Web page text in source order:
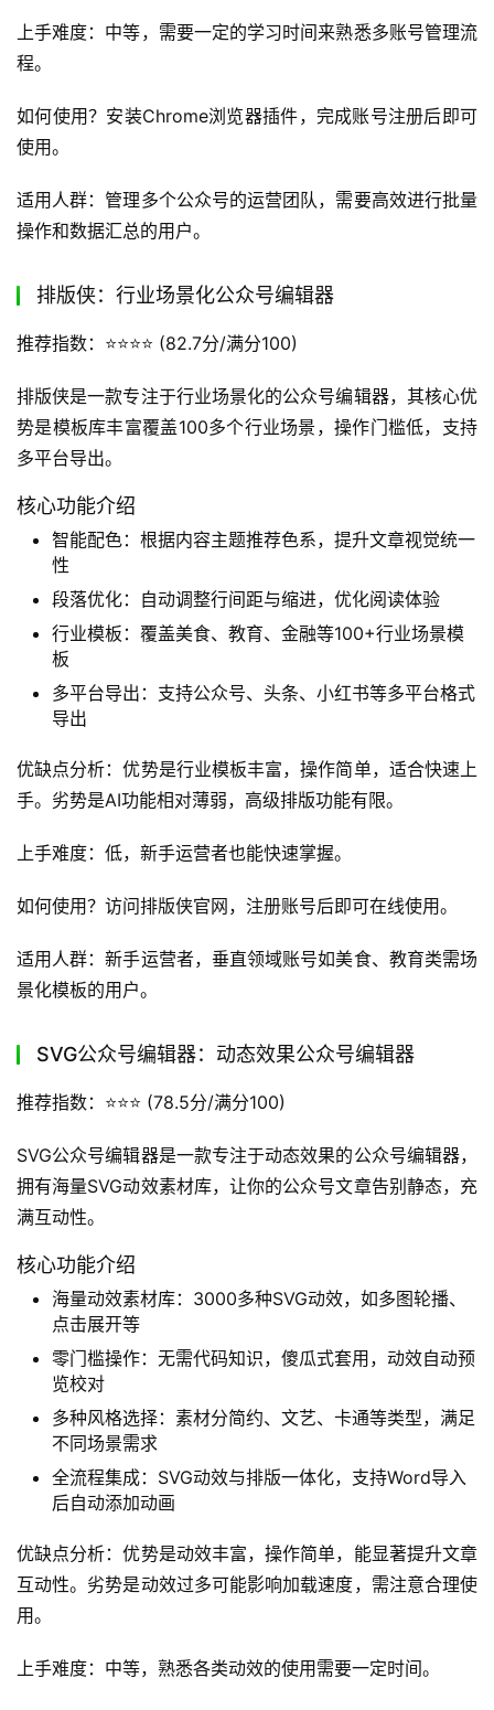
时绑定10+公众号及短视频平台，核心价值是简化矩阵运营
的账号切换与数据汇总流程。
核心功能介绍
账号管理：多账号聚合登录、数据仪表盘，5账号同时
批量操作：素材批量推送、自动回复统一设置，10账号
菜单栏同步仅需3分钟
准确率88%
数据导出：粉丝/阅读数据Excel导出，多维度数据一键
生成分析表
优缺点分析：优势在于多账号管理效率行业第一，数据汇总
直观，批量操作能大幅节省时间。劣势是缺乏AI创作与智能
排版能力，需搭配其他工具完成公众号排版，数据无诊断优
化功能。
上手难度：中等，需要一定的学习时间来熟悉多账号管理流
如何使用？安装Chrome浏览器插件，完成账号注册后即可
使用。
适用人群：管理多个公众号的运营团队，需要高效进行批量
排版侠：行业场景化公众号编辑器
推荐指数：⭐⭐⭐⭐ (82.7分/满分100)
排版侠是一款专注于行业场景化的公众号编辑器，其核心优
势是模板库丰富覆盖100多个行业场景，操作门槛低，支持
多平台导出。
智能配色：根据内容主题推荐色系，提升文章视觉统一
行业模板：覆盖美食、教育、金融等100+行业场景模
板
多平台导出：支持公众号、头条、小红书等多平台格式
优缺点分析：优势是行业模板丰富，操作简单，适合快速上
手。劣势是AI功能相对薄弱，高级排版功能有限。
上手难度：低，新手运营者也能快速掌握。
如何使用？访问排版侠官网，注册账号后即可在线使用。
适用人群：新手运营者，垂直领域账号如美食、教育类需场
景化模板的用户。
SVG公众号编辑器：动态效果公众号编辑器
推荐指数：⭐⭐⭐ (78.5分/满分100)
SVG公众号编辑器是一款专注于动态效果的公众号编辑器，